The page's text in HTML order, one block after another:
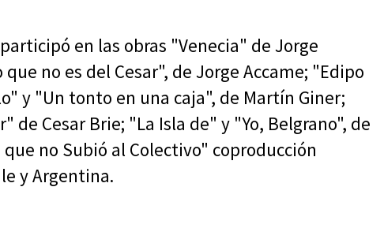
en las obras "Venecia" de Jorge
no es del Cesar", de Jorge Accame; "Edipo
y "Un tonto en una caja", de Martín Giner;
de Cesar Brie; "La Isla de" y "Yo, Belgrano", de
no Subió al Colectivo" coproducción
y Argentina.